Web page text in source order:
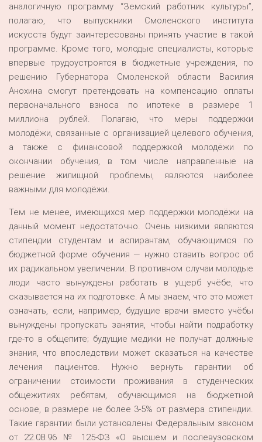
аналогичную программу “Земский работник культуры”,
полагаю, что выпускники Смоленского института
искусств будут заинтересованы принять участие в такой
программе. Кроме того, молодые специалисты, которые
впервые трудоустроятся в бюджетные учреждения, по
решению Губернатора Смоленской области Василия
Анохина смогут претендовать на компенсацию оплаты
первоначального взноса по ипотеке в размере 1
миллиона рублей. Полагаю, что меры поддержки
молодёжи, связанные с организацией целевого обучения,
а также с финансовой поддержкой молодёжи по
окончании обучения, в том числе направленные на
решение жилищной проблемы, являются наиболее
важными для молодёжи.
Тем не менее, имеющихся мер поддержки молодёжи на
данный момент недостаточно. Очень низкими являются
стипендии студентам и аспирантам, обучающимся по
бюджетной форме обучения — нужно ставить вопрос об
их радикальном увеличении. В противном случаи молодые
люди часто вынуждены работать в ущерб учёбе, что
сказывается на их подготовке. А мы знаем, что это может
означать, если, например, будущие врачи вместо учёбы
вынуждены пропускать занятия, чтобы найти подработку
где-то в общепите; будущие медики не получат должные
знания, что впоследствии может сказаться на качестве
лечения пациентов. Нужно вернуть гарантии об
ограничении стоимости проживания в студенческих
общежитиях ребятам, обучающимся на бюджетной
основе, в размере не более 3-5% от размера стипендии.
Такие гарантии были установлены Федеральным законом
от 22.08.96 № 125-ФЗ «О высшем и послевузовском